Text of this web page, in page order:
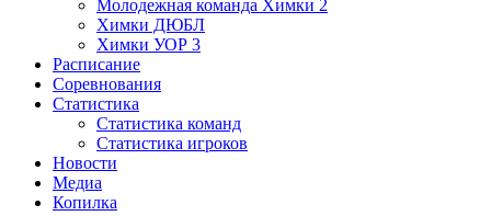
Молодежная команда Химки 2
Химки ДЮБЛ
Химки УОР 3
Расписание
Соревнования
Статистика
Статистика команд
Статистика игроков
Новости
Медиа
Копилка